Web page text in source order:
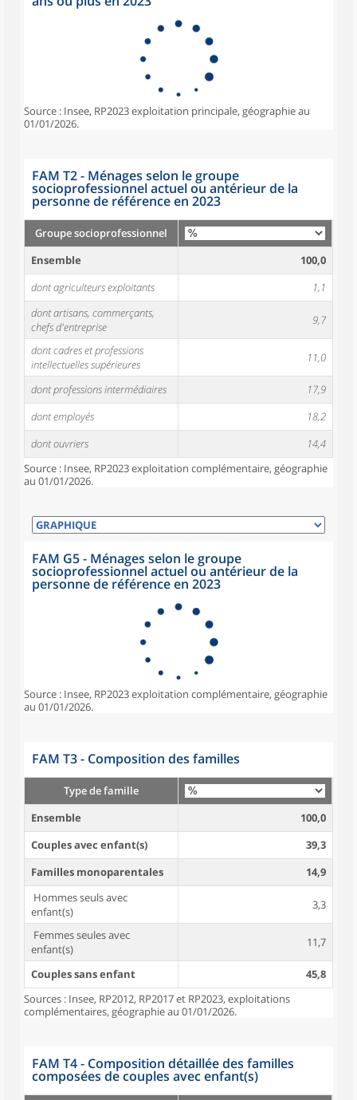
Source : Insee, RP2023 exploitation principale, géographie au
01/01/2026.
FAM T2 - Ménages selon le groupe
socioprofessionnel actuel ou antérieur de la
personne de référence en 2023
Groupe socioprofessionnel
Ensemble
100,0
dont agriculteurs exploitants
1,1
dont artisans, commerçants,
chefs d'entreprise
9,7
dont cadres et professions
intellectuelles supérieures
11,0
dont professions intermédiaires
17,9
dont employés
18,2
dont ouvriers
14,4
Source : Insee, RP2023 exploitation complémentaire, géographie
au 01/01/2026.
FAM G5 - Ménages selon le groupe
socioprofessionnel actuel ou antérieur de la
personne de référence en 2023
Source : Insee, RP2023 exploitation complémentaire, géographie
au 01/01/2026.
FAM T3 - Composition des familles
Type de famille
Ensemble
100,0
Couples avec enfant(s)
39,3
Familles monoparentales
14,9
Hommes seuls avec
enfant(s)
3,3
Femmes seules avec
enfant(s)
11,7
Couples sans enfant
45,8
Sources : Insee, RP2012, RP2017 et RP2023, exploitations
complémentaires, géographie au 01/01/2026.
FAM T4 - Composition détaillée des familles
composées de couples avec enfant(s)